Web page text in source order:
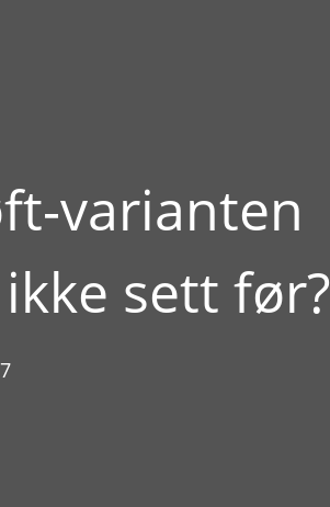
varianten
sett før?